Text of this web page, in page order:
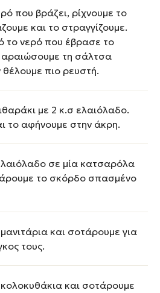
που βράζει, ρίχνουμε το
και το στραγγίζουμε.
το νερό που έβρασε το
αραιώσουμε τη σάλτσα
πιο ρευστή.
με 2 κ.σ ελαιόλαδο.
το αφήνουμε στην άκρη.
σε μία κατσαρόλα
το σκόρδο σπασμένο
και σοτάρουμε για
τους.
και σοτάρουμε